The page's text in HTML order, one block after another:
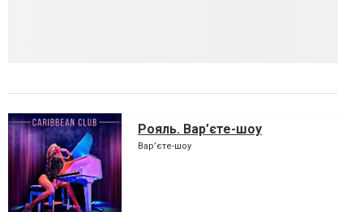
Рояль. Вар’єте-шоу
Вар’єте-шоу